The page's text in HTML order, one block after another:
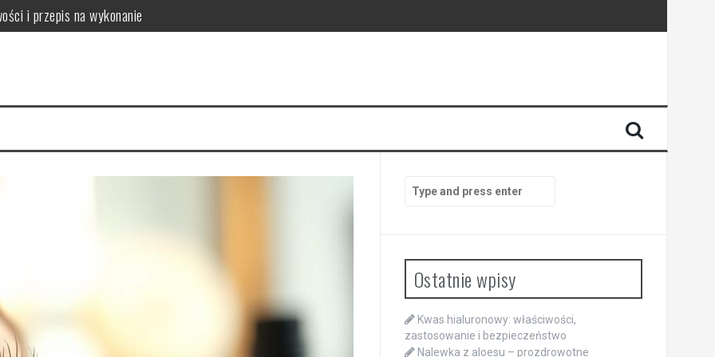
i przepis na wykonanie
w pielęgnacji skóry
dla zdrowia jamy ustnej, zębów i przyzębia
for:
Ostatnie wpisy
Kwas hialuronowy: właściwości,
zastosowanie i bezpieczeństwo
Nalewka z aloesu – prozdrowotne